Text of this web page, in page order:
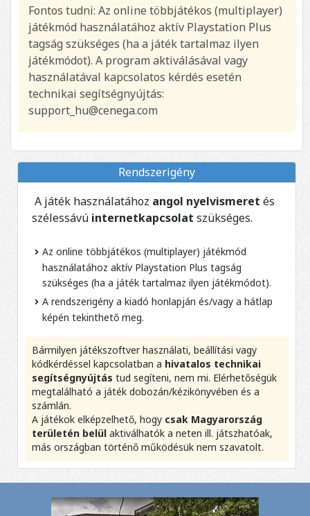
Fontos tudni: Az online többjátékos (multiplayer)
játékmód használatához aktív Playstation Plus
tagság szükséges (ha a játék tartalmaz ilyen
játékmódot). A program aktiválásával vagy
használatával kapcsolatos kérdés esetén
technikai segítségnyújtás:
support_hu@cenega.com
Rendszerigény
A játék használatához angol nyelvismeret és
szélessávú internetkapcsolat szükséges.
Az online többjátékos (multiplayer) játékmód
használatához aktív Playstation Plus tagság
szükséges (ha a játék tartalmaz ilyen játékmódot).
A rendszerigény a kiadó honlapján és/vagy a hátlap
képén tekinthető meg.
Bármilyen játékszoftver használati, beállítási vagy
kódkérdéssel kapcsolatban a hivatalos technikai
segítségnyújtás tud segíteni, nem mi. Elérhetőségük
megtalálható a játék dobozán/kézikönyvében és a
számlán.
A játékok elképzelhető, hogy csak Magyarország
területén belül aktiválhatók a neten ill. játszhatóak,
más országban történő működésük nem szavatolt.